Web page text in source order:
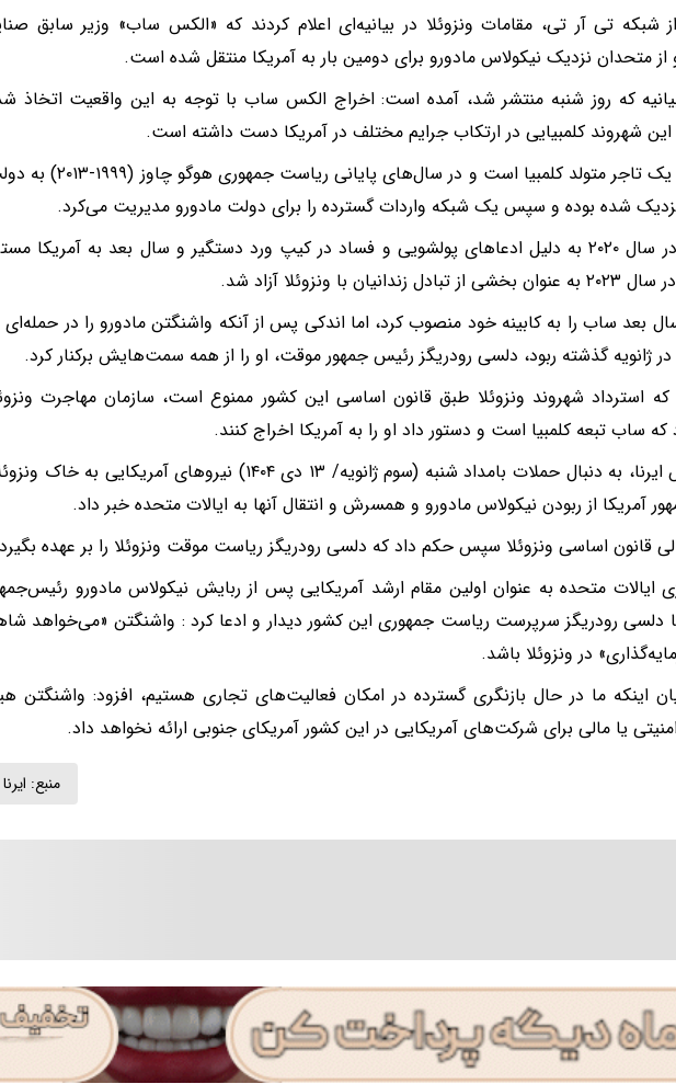
شبکه تی آر تی،‌ مقامات ونزوئلا در بیانیه‌ای اعلام کردند که «الکس ساب» وزیر سابق
از متحدان نزدیک نیکولاس مادورو برای دومین بار به آمریکا منتقل شده است.
که روز شنبه منتشر شد، آمده است: اخراج الکس ساب با توجه به این واقعیت اتخاذ
شهروند کلمبیایی در ارتکاب جرایم مختلف در آمریکا دست داشته است.
ساب که یک تاجر متولد کلمبیا است و در سال‌های پایانی ریاست جمهوری هوگو
نزدیک شده بوده و سپس یک شبکه واردات گسترده را برای دولت مادورو مدیریت می‌کرد.
او ابتدا در سال ۲۰۲۰ به دلیل ادعاهای پولشویی و فساد در کیپ ورد دستگیر و سال بعد به آمریکا
زندانیان با ونزوئلا آزاد شد.
بعد ساب را به کابینه خود منصوب کرد، اما اندکی پس از آنکه واشنگتن مادورو را در حمله‌ای
ژانویه گذشته ربود، دلسی رودریگز رئیس جمهور موقت، او را از همه سمت‌هایش برکنار کرد.
استرداد شهروند ونزوئلا طبق قانون اساسی این کشور ممنوع است، سازمان مهاجرت
که ساب تبعه کلمبیا است و دستور داد او را به آمریکا اخراج کنند.
به گزارش ایرنا، به دنبال حملات بامداد شنبه (سوم ژانویه/ ۱۳ دی ۱۴۰۴) نیروهای آمریکایی به خاک
آمریکا از ربودن نیکولاس مادورو و همسرش و انتقال آنها به ایالات متحده خبر داد.
قانون اساسی ونزوئلا سپس حکم داد که دلسی رودریگز ریاست موقت ونزوئلا را بر عهده
ایالات متحده به عنوان اولین مقام ارشد آمریکایی پس از ربایش نیکولاس مادورو
با دلسی رودریگز سرپرست ریاست جمهوری این کشور دیدار و ادعا کرد : واشنگتن «می‌خواهد
در ونزوئلا باشد.
اینکه ما در حال بازنگری گسترده در امکان فعالیت‌های تجاری هستیم، افزود: واشنگتن
یا مالی برای شرکت‌های آمریکایی در این کشور آمریکای جنوبی ارائه نخواهد داد.​
منبع: ایرنا